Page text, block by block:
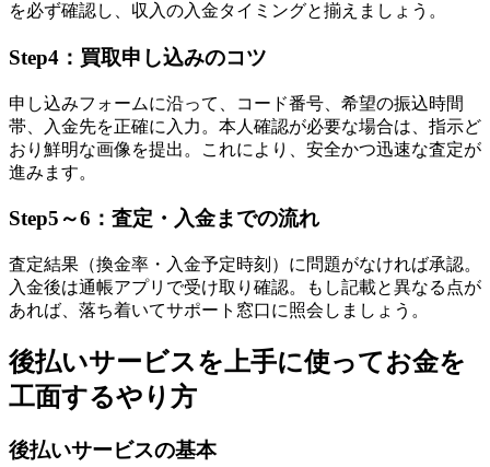
を必ず確認し、収入の入金タイミングと揃えましょう。
Step4：買取申し込みのコツ
申し込みフォームに沿って、コード番号、希望の振込時間
帯、入金先を正確に入力。本人確認が必要な場合は、指示ど
おり鮮明な画像を提出。これにより、安全かつ迅速な査定が
進みます。
Step5～6：査定・入金までの流れ
査定結果（換金率・入金予定時刻）に問題がなければ承認。
入金後は通帳アプリで受け取り確認。もし記載と異なる点が
あれば、落ち着いてサポート窓口に照会しましょう。
後払いサービスを上手に使ってお金を
工面するやり方
後払いサービスの基本